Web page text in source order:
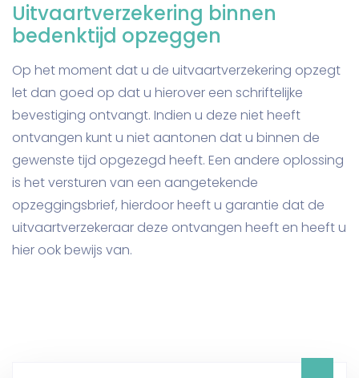
Uitvaartverzekering binnen
bedenktijd opzeggen
Op het moment dat u de uitvaartverzekering opzegt
let dan goed op dat u hierover een schriftelijke
bevestiging ontvangt. Indien u deze niet heeft
ontvangen kunt u niet aantonen dat u binnen de
gewenste tijd opgezegd heeft. Een andere oplossing
is het versturen van een aangetekende
opzeggingsbrief, hierdoor heeft u garantie dat de
uitvaartverzekeraar deze ontvangen heeft en heeft u
hier ook bewijs van.